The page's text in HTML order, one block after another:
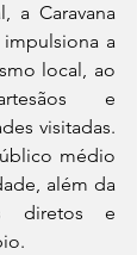
a Caravana
a
local, ao
e
visitadas.
médio
além da
diretos e